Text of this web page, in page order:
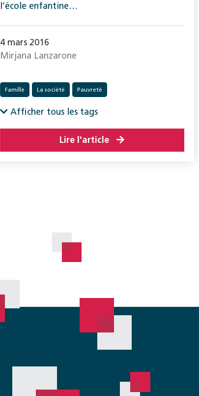
l’école enfantine…
4 mars 2016
Mirjana Lanzarone
Famille La société Pauvreté
Afficher tous les tags
Lire l'article